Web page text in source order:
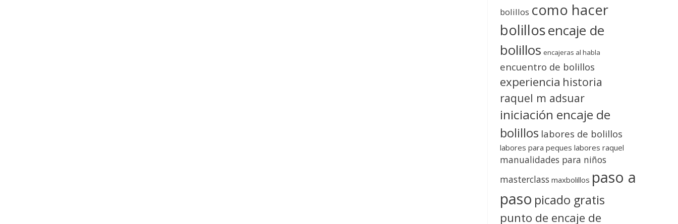
bolillos como hacer
bolillosencaje de
bolillos encajeras al habla
encuentro de bolillos
experiencia historia
raquel m adsuar
iniciación encaje de
bolillos labores de bolillos
labores para peques labores raquel
manualidades para niños
masterclass maxbolillos paso a
paso picado gratis
punto de encaje de